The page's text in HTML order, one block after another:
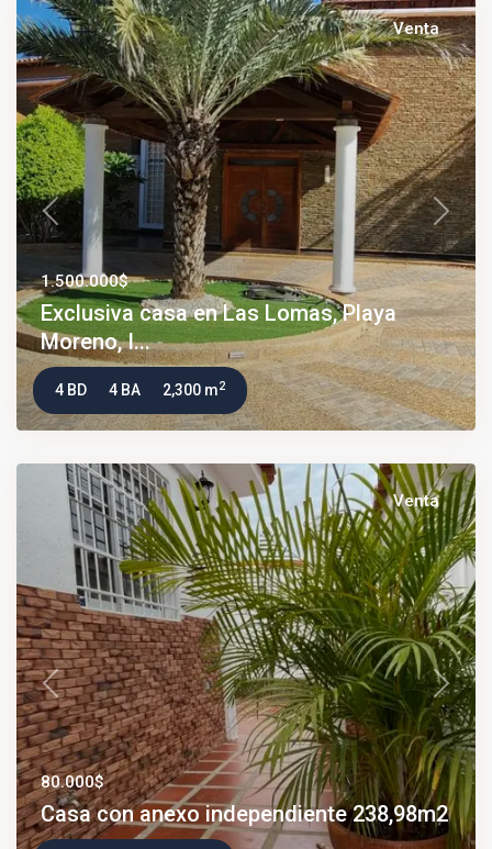
Venta
Previous Next
1.500.000$
Exclusiva casa en Las Lomas, Playa
Moreno, I...
4 BD 4 BA 2,300 m2
Venta
Previous Next
80.000$
Casa con anexo independiente 238,98m2